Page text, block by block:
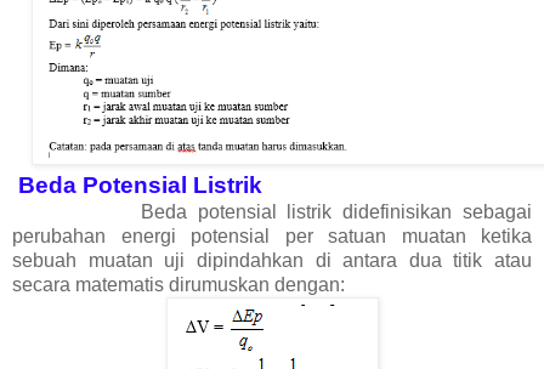
Beda Potensial Listrik
Beda potensial listrik didefinisikan sebagai
perubahan energi potensial per satuan muatan ketika
sebuah muatan uji dipindahkan di antara dua titik atau
secara matematis dirumuskan dengan: